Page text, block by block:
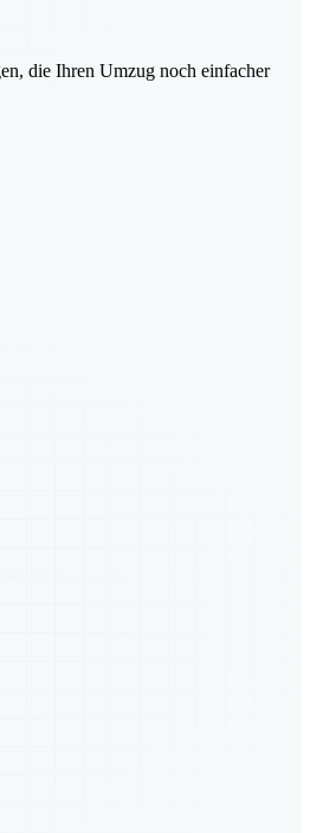
die Ihren Umzug noch einfacher